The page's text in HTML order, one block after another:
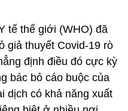
tế thế giới (WHO) đã
giả thuyết Covid-19 rò
định điều đó cực kỳ
bác bỏ cáo buộc của
dịch có khả năng xuất